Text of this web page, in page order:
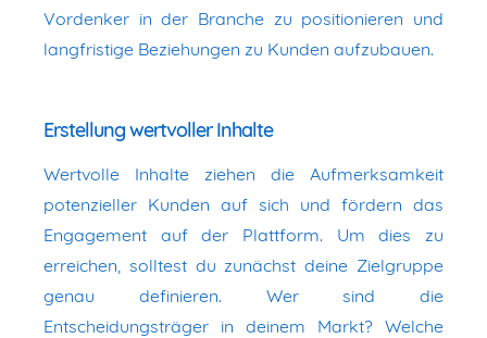
Vordenker in der Branche zu positionieren und
langfristige Beziehungen zu Kunden aufzubauen.
Erstellung wertvoller Inhalte
Wertvolle Inhalte ziehen die Aufmerksamkeit
potenzieller Kunden auf sich und fördern das
Engagement auf der Plattform. Um dies zu
erreichen, solltest du zunächst deine Zielgruppe
genau definieren. Wer sind die
Entscheidungsträger in deinem Markt? Welche